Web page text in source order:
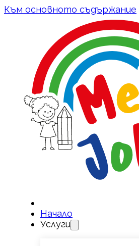
Към основното съдържание
Начало
Услуги